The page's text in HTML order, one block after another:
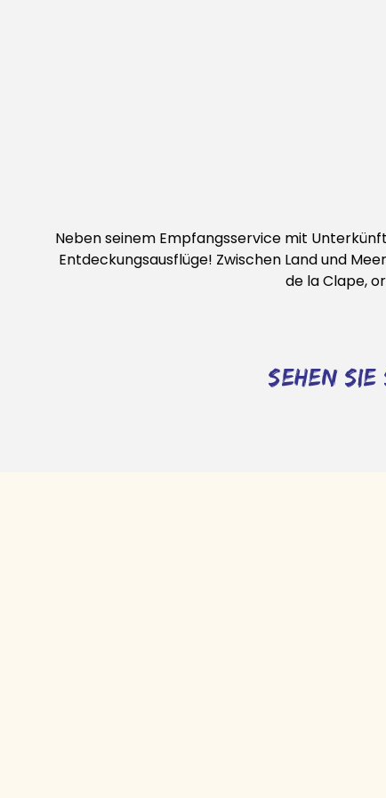
Neben seinem Empfangsservice mit
Entdeckungsausflüge! Zwischen Land und
de la Clape,
sehen